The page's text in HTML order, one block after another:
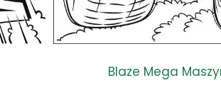
Blaze Mega